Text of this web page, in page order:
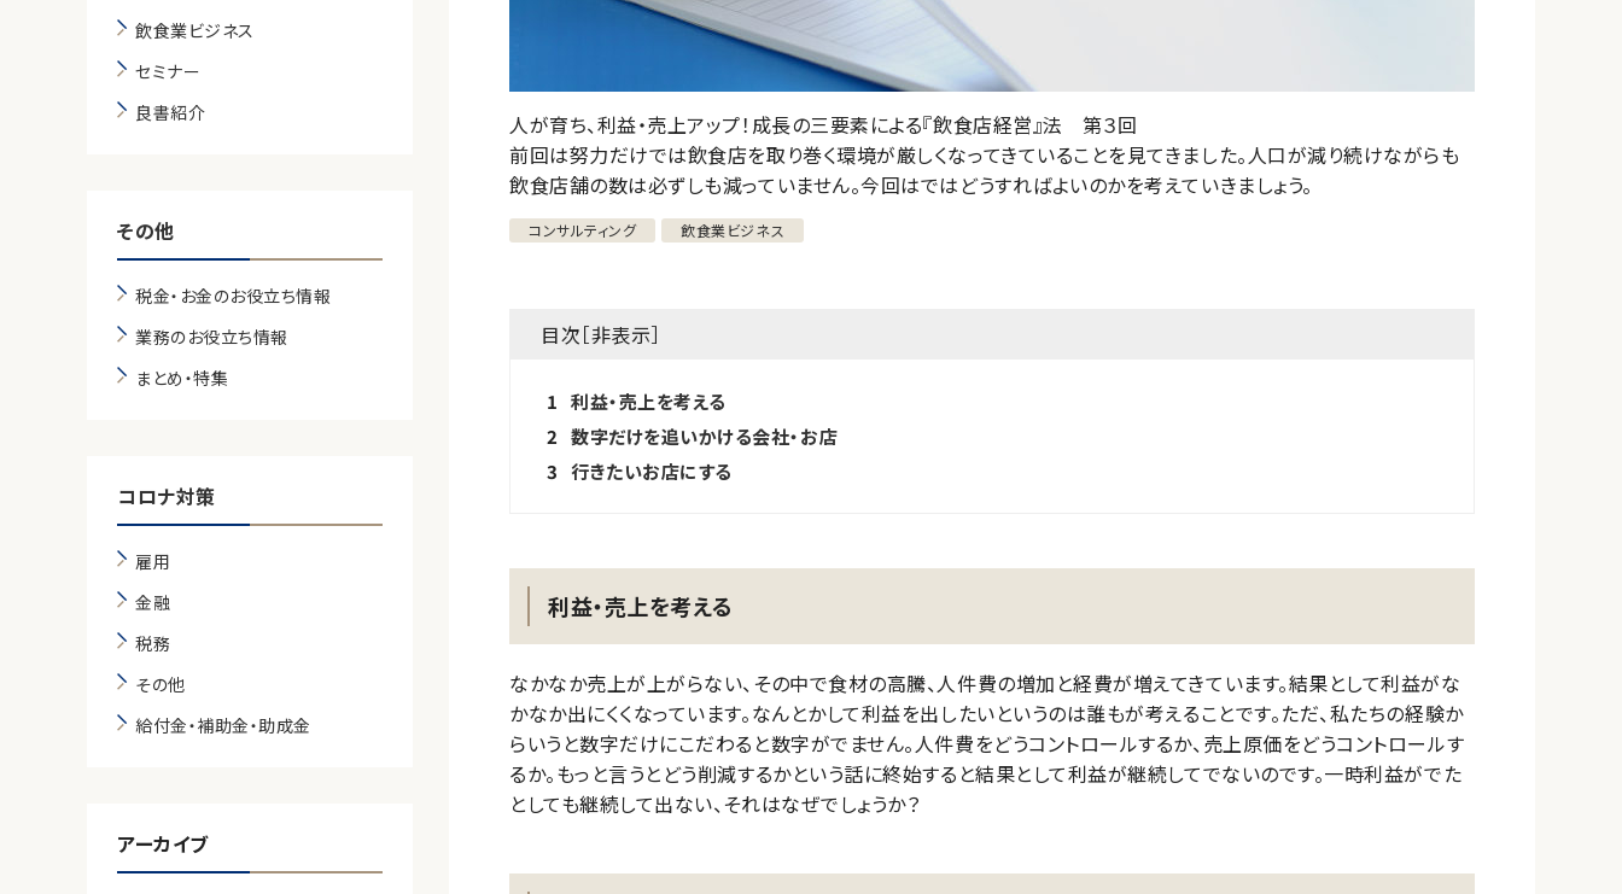
人が育ち、利益・売上アップ！成長の三要素による『飲食店経営』法 第３回
前回は努力だけでは飲食店を取り巻く環境が厳しくなってきていることを見てきました。人口が減り続けながらも
飲食店舗の数は必ずしも減っていません。今回はではどうすればよいのかを考えていきましょう。
コンサルティング 飲食業ビジネス
目次［非表示］
1 利益・売上を考える
2 数字だけを追いかける会社・お店
3
行きたいお店にする
利益・売上を考える
なかなか売上が上がらない、その中で食材の高騰、人件費の増加と経費が増えてきています。結果として利益がな
かなか出にくくなっています。なんとかして利益を出したいというのは誰もが考えることです。ただ、私たちの経験か
らいうと数字だけにこだわると数字がでません。人件費をどうコントロールするか、売上原価をどうコントロールす
るか。もっと言うとどう削減するかという話に終始すると結果として利益が継続してでないのです。一時利益がでた
としても継続して出ない、それはなぜでしょうか？
飲食業ビジネス
セミナー
良書紹介
その他
税金・お金のお役立ち情報
業務のお役立ち情報
まとめ・特集
コロナ対策
雇用
金融
税務
その他
給付金・補助金・助成金
アーカイブ